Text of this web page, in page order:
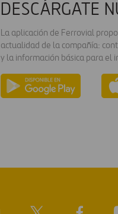
DESCÁRGATE
La aplicación de Ferrovial
actualidad de la compañía:
y la información básica para el